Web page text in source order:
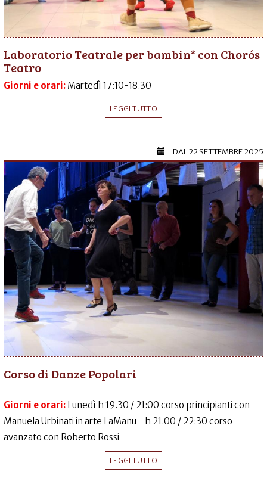
Laboratorio Teatrale per bambin* con Chorós
Teatro
Giorni e orari: Martedì 17:10-18.30
LEGGI TUTTO
DAL22 SETTEMBRE 2025
Corso di Danze Popolari
Giorni e orari: Lunedì h 19.30 / 21:00 corso principianti con
Manuela Urbinati in arte LaManu - h 21.00 / 22:30 corso
avanzato con Roberto Rossi
LEGGI TUTTO